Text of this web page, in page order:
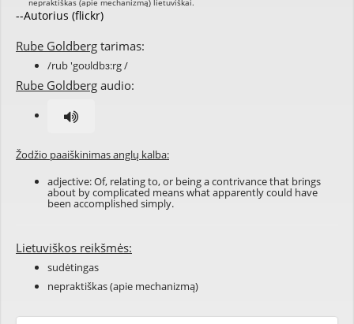
--Autorius (flickr)
Rube Goldberg tarimas:
/rub 'goʊldbɜ:rg /
Rube Goldberg audio:
Žodžio paaiškinimas anglų kalba:
adjective: Of, relating to, or being a contrivance that brings
about by complicated means what apparently could have
been accomplished simply.
Lietuviškos reikšmės:
sudėtingas
nepraktiškas (apie mechanizmą)